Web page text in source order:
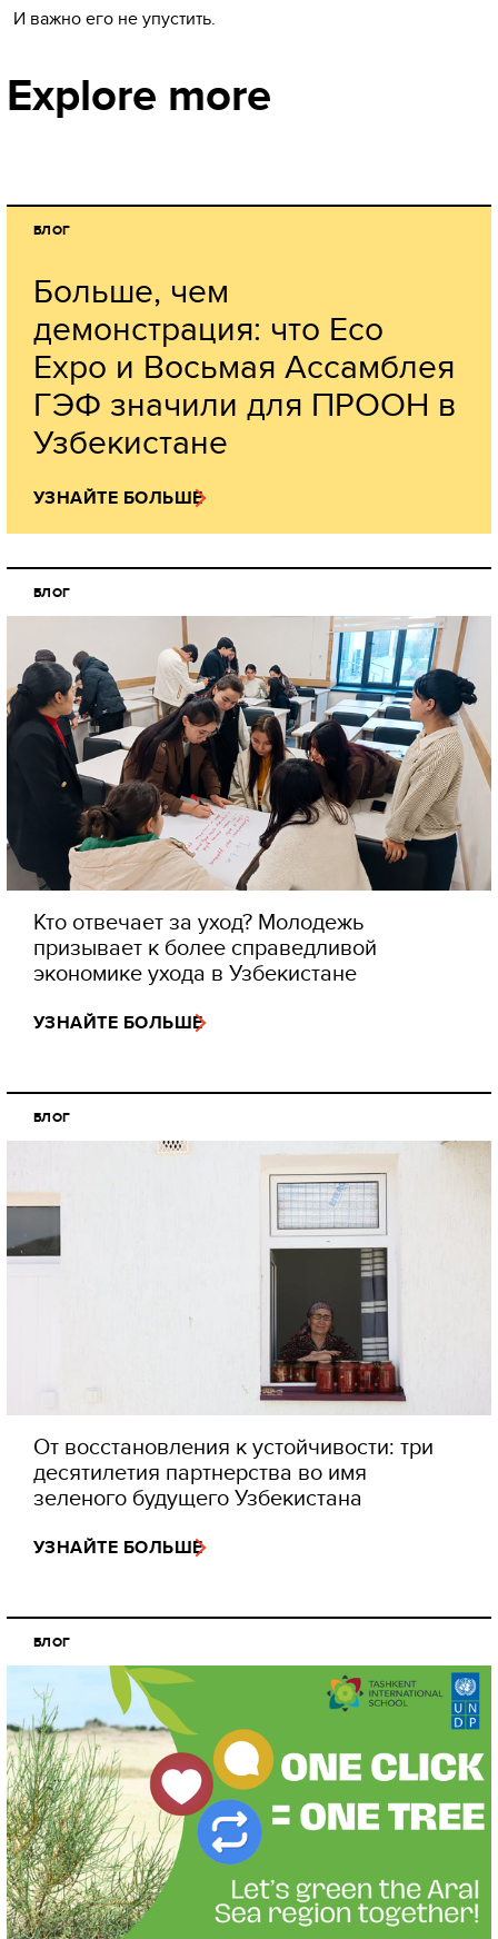
И важно его не упустить.
Explore more
БЛОГ
Больше, чем
демонстрация: что Eco
Expo и Восьмая Ассамблея
ГЭФ значили для ПРООН в
Узбекистане
УЗНАЙТЕ БОЛЬШЕ
БЛОГ
Кто отвечает за уход? Молодежь
призывает к более справедливой
экономике ухода в Узбекистане
УЗНАЙТЕ БОЛЬШЕ
БЛОГ
От восстановления к устойчивости: три
десятилетия партнерства во имя
зеленого будущего Узбекистана
УЗНАЙТЕ БОЛЬШЕ
БЛОГ